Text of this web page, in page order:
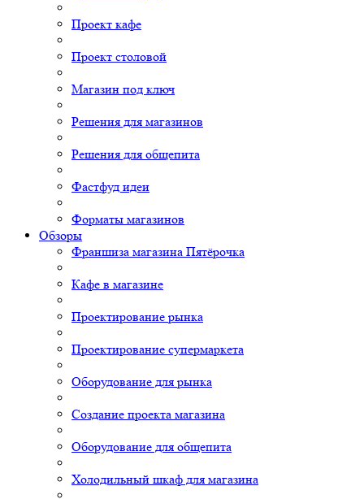
Проект кафе
Проект столовой
Магазин под ключ
Решения для магазинов
Решения для общепита
Фастфуд идеи
Форматы магазинов
Обзоры
Франшиза магазина Пятёрочка
Кафе в магазине
Проектирование рынка
Проектирование супермаркета
Оборудование для рынка
Создание проекта магазина
Оборудование для общепита
Холодильный шкаф для магазина